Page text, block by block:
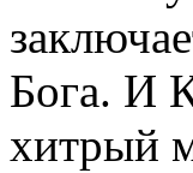
Бога. И
хитрый